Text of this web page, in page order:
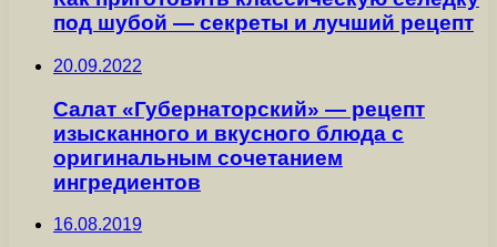
под шубой — секреты и лучший рецепт
20.09.2022
Салат «Губернаторский» — рецепт
изысканного и вкусного блюда с
оригинальным сочетанием
ингредиентов
16.08.2019